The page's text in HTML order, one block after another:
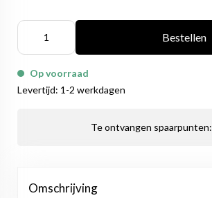
Bestellen
Op voorraad
Levertijd: 1-2 werkdagen
Te ontvangen spaarpunten:
Omschrijving